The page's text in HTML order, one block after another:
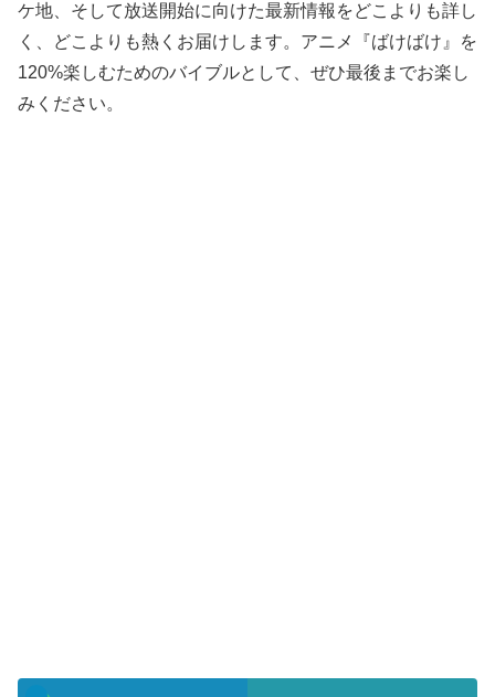
ケ地、そして放送開始に向けた最新情報をどこよりも詳し
く、どこよりも熱くお届けします。アニメ『ばけばけ』を
120%楽しむためのバイブルとして、ぜひ最後までお楽し
みください。